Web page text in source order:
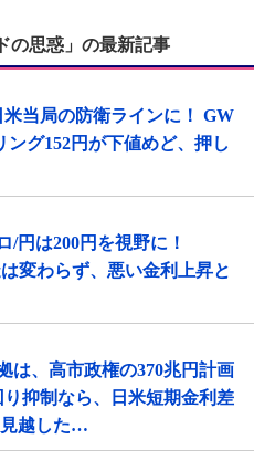
の思惑」の最新記事
当局の防衛ラインに！ GW
グ152円が下値めど、押し
/円は200円を視野に！
変わらず、悪い金利上昇と
は、高市政権の370兆円計画
抑制なら、日米短期金利差
見越した…